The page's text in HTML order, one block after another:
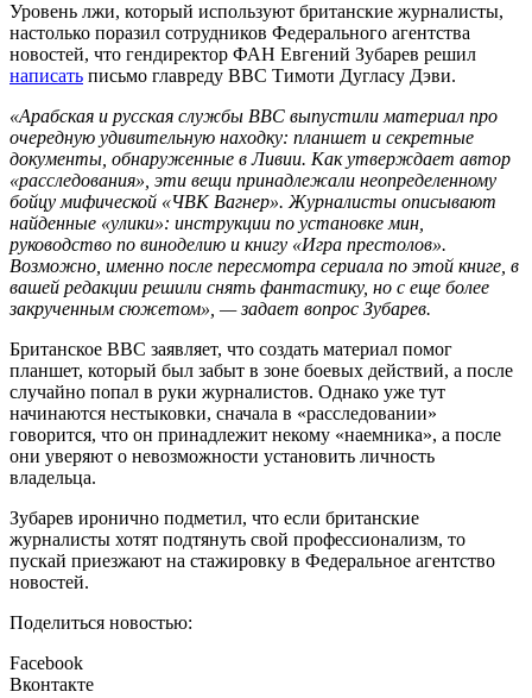
Уровень лжи, который используют британские журналисты,
настолько поразил сотрудников Федерального агентства
новостей, что гендиректор ФАН Евгений Зубарев решил
написать письмо главреду ВВС Тимоти Дугласу Дэви.
«Арабская и русская службы BBC выпустили материал про
очередную удивительную находку: планшет и секретные
документы, обнаруженные в Ливии. Как утверждает автор
«расследования», эти вещи принадлежали неопределенному
бойцу мифической «ЧВК Вагнер». Журналисты описывают
найденные «улики»: инструкции по установке мин,
руководство по виноделию и книгу «Игра престолов».
Возможно, именно после пересмотра сериала по этой книге, в
вашей редакции решили снять фантастику, но с еще более
закрученным сюжетом», — задает вопрос Зубарев.
Британское ВВС заявляет, что создать материал помог
планшет, который был забыт в зоне боевых действий, а после
случайно попал в руки журналистов. Однако уже тут
начинаются нестыковки, сначала в «расследовании»
говорится, что он принадлежит некому «наемника», а после
они уверяют о невозможности установить личность
владельца.
Зубарев иронично подметил, что если британские
журналисты хотят подтянуть свой профессионализм, то
пускай приезжают на стажировку в Федеральное агентство
новостей.
Поделиться новостью:
Facebook
Вконтакте